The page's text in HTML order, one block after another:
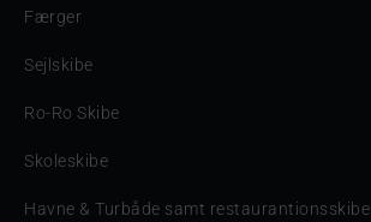
Færger
Sejlskibe
Ro-Ro Skibe
Skoleskibe
Havne & Turbåde samt restaurantionsskibe